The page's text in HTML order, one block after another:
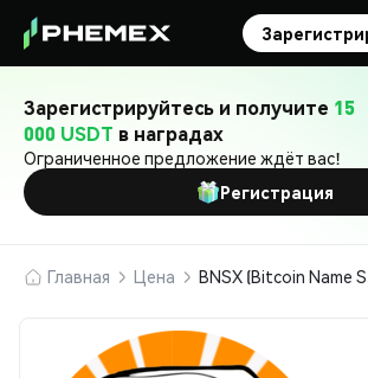
Зарегистрируйтесь и получите 15
000 USDT в наградах
Ограниченное предложение ждёт вас!
Регистрация
Главная Цена